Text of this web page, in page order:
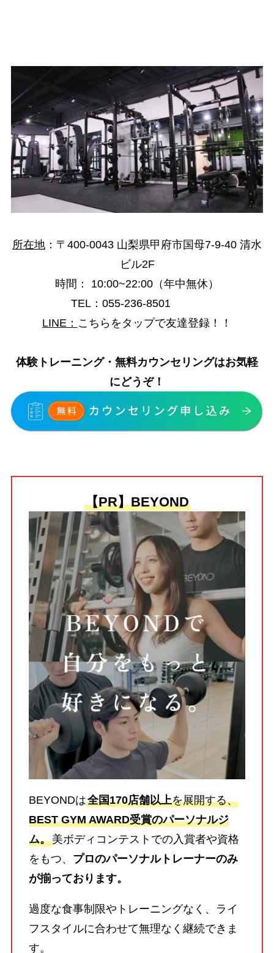
所在地 ： 〒400-0043 山梨県甲府市国母7-9-40 清水
ビル2F
時間 ： 10:00~22:00（年中無休）
TEL：055-236-8501
LINE ： こちらをタップで友達登録！！
体験トレーニング・無料カウンセリングはお気軽
にどうぞ！
【PR】BEYOND
BEYONDは全国170店舗以上を展開する、
BEST GYM AWARD受賞のパーソナルジ
ム。美ボディコンテストでの入賞者や資格
をもつ、 プロのパーソナルトレーナーのみ
が揃っております。
過度な食事制限やトレーニングなく、ライ
フスタイルに合わせて無理なく継続できま
す。